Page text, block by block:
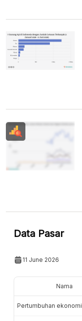
Data Pasar
11 June 2026
Nama
Pertumbuhan ekonomi